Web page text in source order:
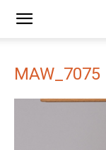
MAW_7075